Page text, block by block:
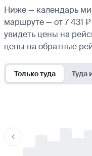
Ниже — календарь
маршруте — от 7 431
увидеть цены на
цены на обратные
Только туда Туда